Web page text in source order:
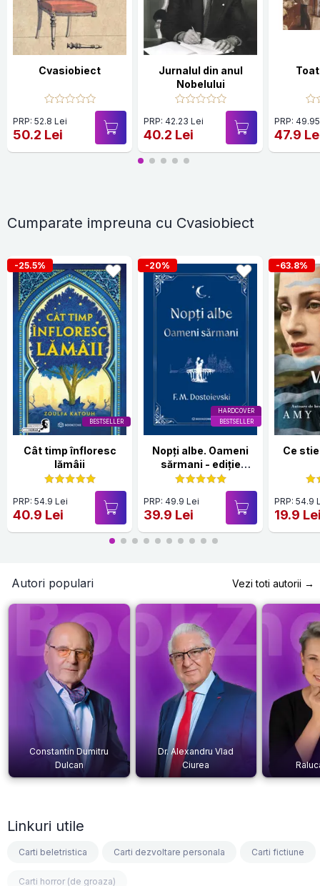
Cvasiobiect
PRP: 52.8 Lei
50.2 Lei
Jurnalul din anul
Nobelului
PRP: 42.23 Lei
40.2 Lei
PRP:
47.9
Cumparate impreuna cu Cvasiobiect
BESTSELLER
-25.5%
Cât timp înfloresc
lămâii
PRP: 54.9 Lei
40.9 Lei
HARDCOVER
BESTSELLER
-20%
Nopți albe. Oameni
sărmani - ediție
Hardcover 2025
PRP: 49.9 Lei
39.9 Lei
-63.8%
Ce
PRP: 54.9
19.9
Autori populari Vezi toti autorii →
Constantin Dumitru
Dulcan
Dr. Alexandru Vlad
Ciurea
Linkuri utile
Carti beletristica Carti dezvoltare personala Carti fictiune
Carti horror (de groaza)